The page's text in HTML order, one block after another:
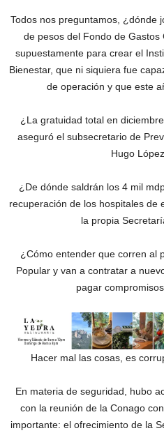
Todos nos preguntamos, ¿dónde
de pesos del Fondo de
supuestamente para crear el
Bienestar, que ni siquiera fue
de operación y que este
¿La gratuidad total en
aseguró el subsecretario de
Hugo
¿De dónde saldrán los 4 mil
recuperación de los hospitales de
la propia
¿Cómo entender que corren al
Popular y van a contratar a
pagar
Hacer mal las cosas, es
En materia de seguridad, hubo
con la reunión de la Conago
importante: el ofrecimiento de la